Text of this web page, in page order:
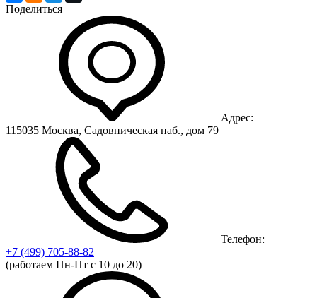
Поделиться
Адрес:
115035 Москва, Садовническая наб., дом 79
Телефон:
+7 (499) 705-88-82
(работаем Пн-Пт с 10 до 20)